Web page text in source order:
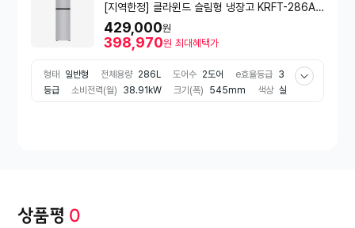
[지역한정] 클라윈드 슬림형 냉장고 KRFT-286AT
MSW (286L, 실버)
429,000원
398,970원 최대혜택가
형태 일반형 전체용량 286L 도어수 2도어 e효율등급 3
등급
소비전력(월) 38.91kW 크기(폭) 545mm 색상 실
상품평 0